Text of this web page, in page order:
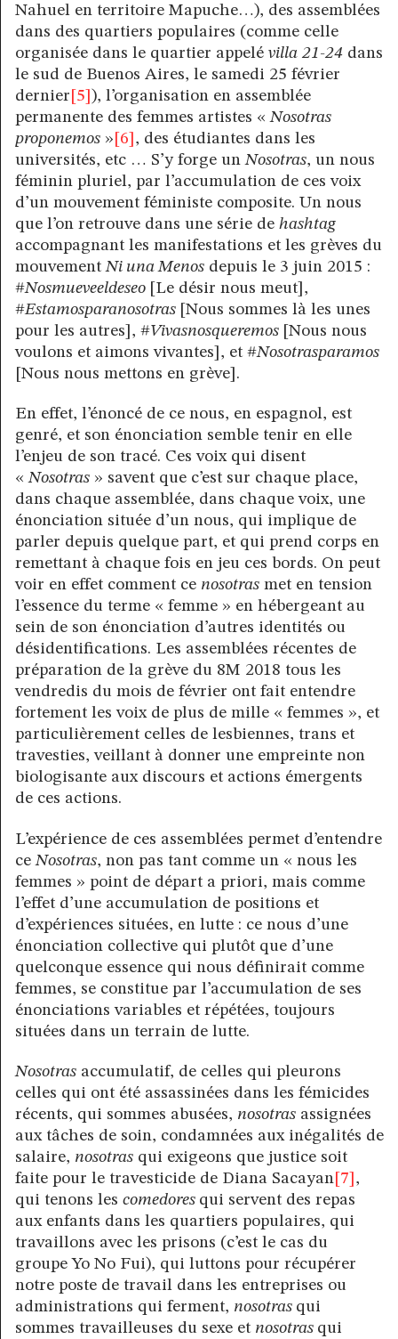
Nahuel en territoire Mapuche…), des assemblées
dans des quartiers populaires (comme celle
organisée dans le quartier appelé villa 21-24 dans
le sud de Buenos Aires, le samedi 25 février
dernier [5] ), l’organisation en assemblée
permanente des femmes artistes «Nosotras
proponemos » [6] , des étudiantes dans les
universités, etc … S’y forge unNosotras, un nous
féminin pluriel, par l’accumulation de ces voix
d’un mouvement féministe composite. Un nous
que l’on retrouve dans une série de hashtag
accompagnant les manifestations et les grèves du
mouvementNi una Menos depuis le 3 juin 2015 :
#Nosmueveeldeseo [Le désir nous meut],
#Estamosparanosotras [Nous sommes là les unes
pour les autres], #Vivasnosqueremos [Nous nous
voulons et aimons vivantes], et #Nosotrasparamos
[Nous nous mettons en grève].
En effet, l’énoncé de ce nous, en espagnol, est
genré, et son énonciation semble tenir en elle
l’enjeu de son tracé. Ces voix qui disent
«Nosotras » savent que c’est sur chaque place,
dans chaque assemblée, dans chaque voix, une
énonciation située d’un nous, qui implique de
parler depuis quelque part, et qui prend corps en
remettant à chaque fois en jeu ces bords. On peut
voir en effet comment ce nosotras met en tension
l’essence du terme « femme » en hébergeant au
sein de son énonciation d’autres identités ou
désidentifications. Les assemblées récentes de
préparation de la grève du 8M 2018 tous les
vendredis du mois de février ont fait entendre
fortement les voix de plus de mille « femmes », et
particulièrement celles de lesbiennes, trans et
travesties, veillant à donner une empreinte non
biologisante aux discours et actions émergents
de ces actions.
L’expérience de ces assemblées permet d’entendre
ceNosotras, non pas tant comme un « nous les
femmes » point de départ a priori, mais comme
l’effet d’une accumulation de positions et
d’expériences situées, en lutte : ce nous d’une
énonciation collective qui plutôt que d’une
quelconque essence qui nous définirait comme
femmes, se constitue par l’accumulation de ses
énonciations variables et répétées, toujours
situées dans un terrain de lutte.
Nosotras accumulatif, de celles qui pleurons
celles qui ont été assassinées dans les fémicides
récents, qui sommes abusées, nosotras assignées
aux tâches de soin, condamnées aux inégalités de
salaire, nosotras qui exigeons que justice soit
faite pour le travesticide de Diana Sacayan[7] ,
qui tenons les comedores qui servent des repas
aux enfants dans les quartiers populaires, qui
travaillons avec les prisons (c’est le cas du
groupe Yo No Fui), qui luttons pour récupérer
notre poste de travail dans les entreprises ou
administrations qui ferment, nosotras qui
sommes travailleuses du sexe et nosotras qui